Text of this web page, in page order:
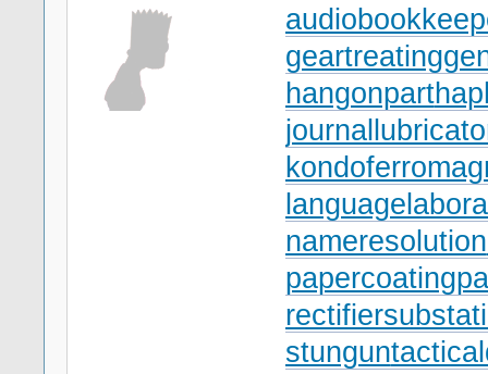
geartreating
hangonpart
nameresolution
papercoating
stungun